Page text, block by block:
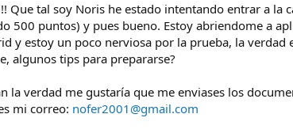
Que tal soy Noris he estado intentando entrar a la
500 puntos) y pues bueno. Estoy abriendome a
y estoy un poco nerviosa por la prueba, la verdad
algunos tips para prepararse?
la verdad me gustaría que me enviases los
mi correo: nofer2001@gmail.com